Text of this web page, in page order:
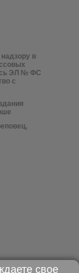
в
ЭЛ № ФС
с
свое